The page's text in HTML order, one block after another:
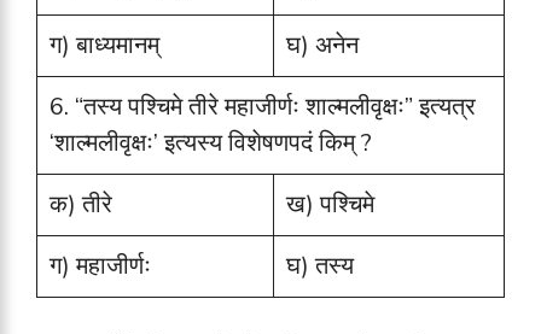
ग) बाध्यमानम्
घ) अनेन
6. “तस्य पश्चिमे तीरे महाजीर्णः शाल्मलीवृक्षः” इत्यत्र
‘शाल्मलीवृक्षः’ इत्यस्य विशेषणपदं किम् ?
क) तीरे
ख) पश्चिमे
ग) महाजीर्णः
घ) तस्य